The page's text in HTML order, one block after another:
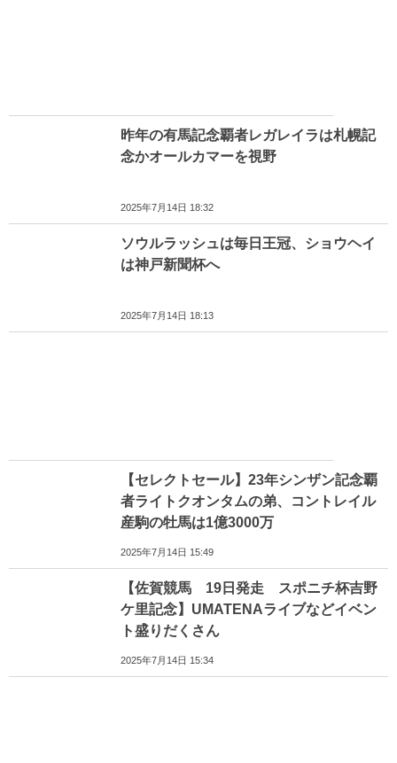
昨年の有馬記念覇者レガレイラは札幌記
念かオールカマーを視野
2025年7月14日 18:32
ソウルラッシュは毎日王冠、ショウヘイ
は神戸新聞杯へ
2025年7月14日 18:13
【セレクトセール】23年シンザン記念覇
者ライトクオンタムの弟、コントレイル
産駒の牡馬は1億3000万
2025年7月14日 15:49
【佐賀競馬 19日発走 スポニチ杯吉野
ケ里記念】UMATENAライブなどイベン
ト盛りだくさん
2025年7月14日 15:34